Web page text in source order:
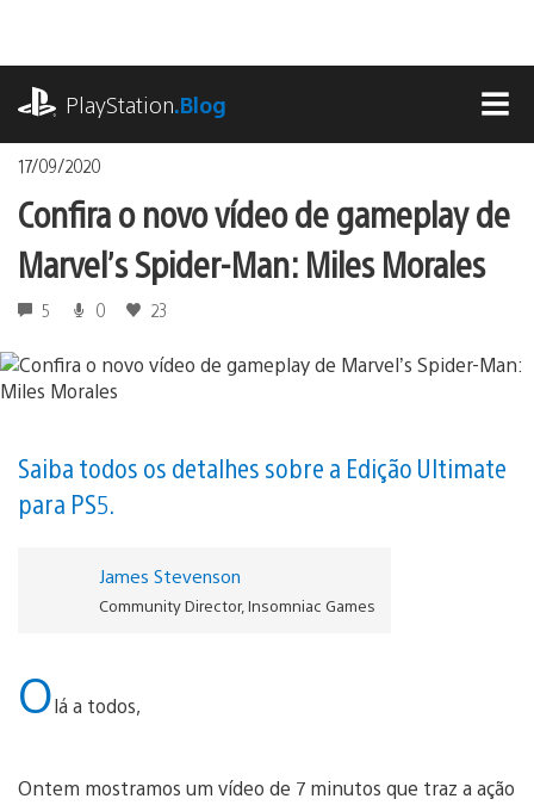
o
conteúdo
PlayStation.Blog
17/09/2020
Confira o novo vídeo de gameplay de
Marvel’s Spider-Man: Miles Morales
5 0 23
Saiba todos os detalhes sobre a Edição Ultimate
para PS5.
James Stevenson
Community Director, Insomniac Games
Olá a todos,
Ontem mostramos um vídeo de 7 minutos que traz a ação